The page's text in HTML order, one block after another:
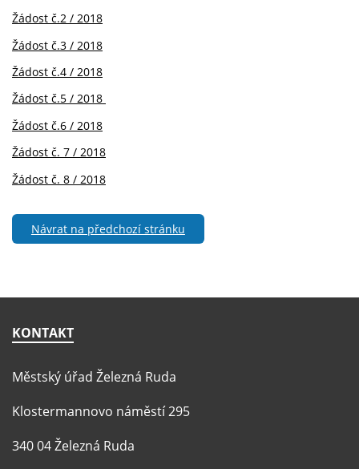
Žádost č.2 / 2018
Žádost č.3 / 2018
Žádost č.4 / 2018
Žádost č.5 / 2018
Žádost č.6 / 2018
Žádost č. 7 / 2018
Žádost č. 8 / 2018
Návrat na předchozí stránku
KONTAKT
Městský úřad Železná Ruda
Klostermannovo náměstí 295
340 04 Železná Ruda